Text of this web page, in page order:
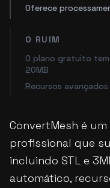
Oferece
O RUIM
O plano gratuito
20MB
Recursos
ConvertMesh é
profissional que
incluindo STL e
automático,